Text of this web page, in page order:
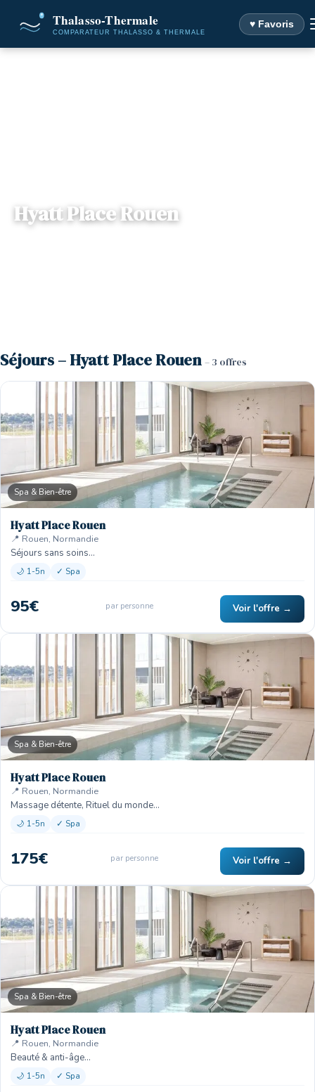
♥ Favoris
Hyatt Place Rouen
Séjours – Hyatt Place Rouen – 3 offres
Spa & Bien-être
Hyatt Place Rouen
📍 Rouen, Normandie
Séjours sans soins…
🌙 1-5n ✓ Spa
95€ par personne Voir l'offre →
Spa & Bien-être
Hyatt Place Rouen
📍 Rouen, Normandie
Massage détente, Rituel du monde…
🌙 1-5n ✓ Spa
175€ par personne Voir l'offre →
Spa & Bien-être
Hyatt Place Rouen
📍 Rouen, Normandie
Beauté & anti-âge…
🌙 1-5n ✓ Spa